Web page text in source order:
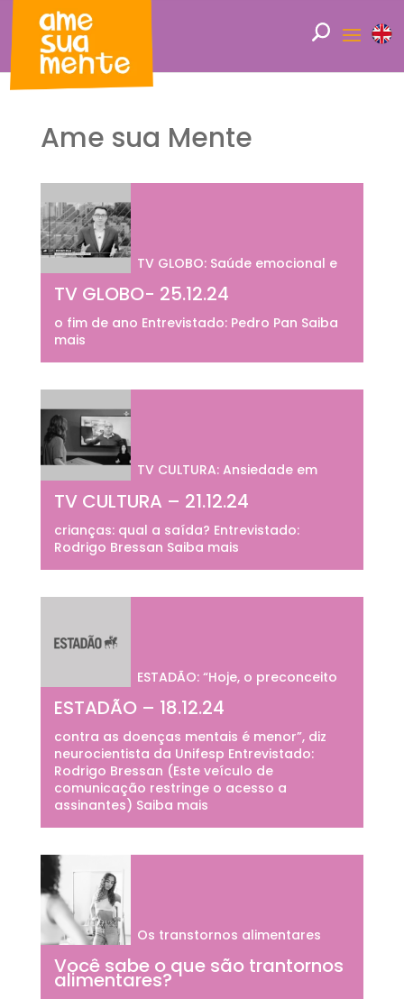
Ame sua Mente
TV GLOBO- 25.12.24
TV GLOBO: Saúde emocional e
o fim de ano Entrevistado: Pedro Pan Saiba
mais
TV CULTURA – 21.12.24
TV CULTURA: Ansiedade em
crianças: qual a saída? Entrevistado:
Rodrigo Bressan Saiba mais
ESTADÃO – 18.12.24
ESTADÃO: “Hoje, o preconceito
contra as doenças mentais é menor”, diz
neurocientista da Unifesp Entrevistado:
Rodrigo Bressan (Este veículo de
comunicação restringe o acesso a
assinantes) Saiba mais
Você sabe o que são trantornos
alimentares?
Os transtornos alimentares